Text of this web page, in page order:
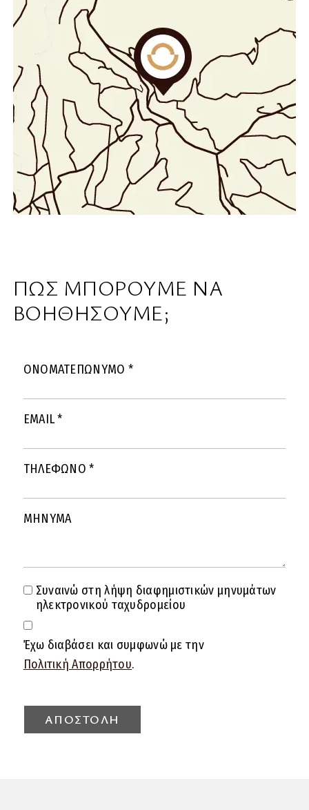
ΠΩΣ ΜΠΟΡΟΥΜΕ ΝΑ
ΒΟΗΘΗΣΟΥΜΕ;
ΟΝΟΜΑΤΕΠΩΝΥΜΟ *
EMAIL*
ΤΗΛΕΦΩΝΟ*
ΜΗΝΥΜΑ
Συναινώ στη λήψη διαφημιστικών μηνυμάτων
ηλεκτρονικού ταχυδρομείου
Έχω διαβάσει και συμφωνώ με την
Πολιτική Απορρήτου.